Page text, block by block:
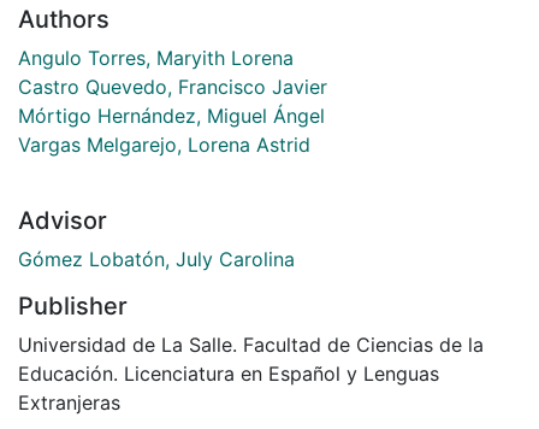
Authors
Angulo Torres, Maryith Lorena
Castro Quevedo, Francisco Javier
Mórtigo Hernández, Miguel Ángel
Vargas Melgarejo, Lorena Astrid
Advisor
Gómez Lobatón, July Carolina
Publisher
Universidad de La Salle. Facultad de Ciencias de la
Educación. Licenciatura en Español y Lenguas
Extranjeras